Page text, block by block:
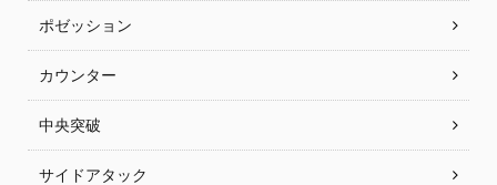
ポゼッション
カウンター
中央突破
サイドアタック